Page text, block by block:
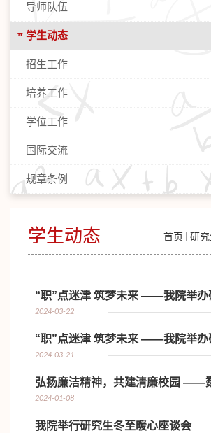
导师队伍
学生动态
招生工作
培养工作
学位工作
国际交流
规章条例
首页 研
学生动态
2024-03-22
2024-03-21
2024-01-08
我院举行研究生冬至暖心座谈会